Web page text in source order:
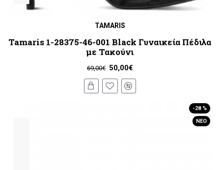
TAMARIS
Tamaris 1-28375-46-001 Black Γυναικεία Πέδιλα
με Τακούνι
50,00€
69,00€
ΝΈΟ
-28 %